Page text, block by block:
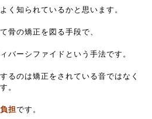
く知られているかと思います。
骨の矯正を図る手段で、
バーシファイドという手法です。
るのは矯正をされている音ではなく
。
担です。